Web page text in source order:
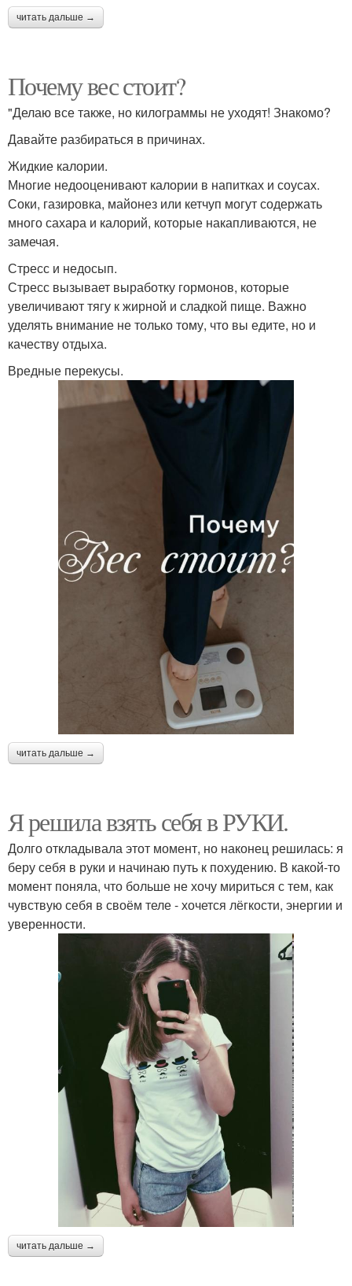
читать дальше →
Почему вес стоит?
"Делаю все также, но килограммы не уходят! Знакомо?
Давайте разбираться в причинах.
Жидкие калории.
Многие недооценивают калории в напитках и соусах.
Соки, газировка, майонез или кетчуп могут содержать
много сахара и калорий, которые накапливаются, не
замечая.
Стресс и недосып.
Стресс вызывает выработку гормонов, которые
увеличивают тягу к жирной и сладкой пище. Важно
уделять внимание не только тому, что вы едите, но и
качеству отдыха.
Вредные перекусы.
читать дальше →
Я решила взять себя в РУКИ.
Долго откладывала этот момент, но наконец решилась: я
беру себя в руки и начинаю путь к похудению. В какой-то
момент поняла, что больше не хочу мириться с тем, как
чувствую себя в своём теле - хочется лёгкости, энергии и
уверенности.
читать дальше →